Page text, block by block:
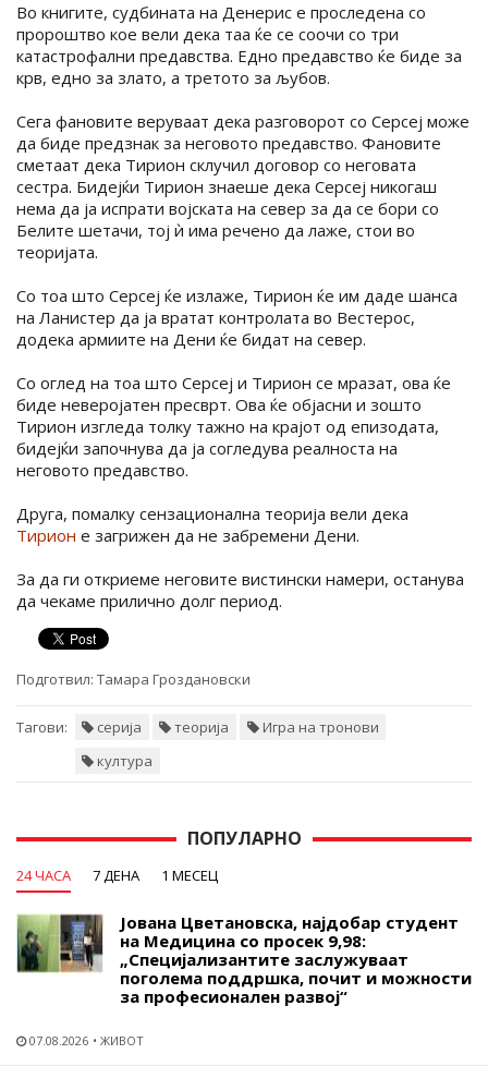
Во книгите, судбината на Денерис е проследена со
пророштво кое вели дека таа ќе се соочи со три
катастрофални предавства. Едно предавство ќе биде за
крв, едно за злато, а третото за љубов.
Сега фановите веруваат дека разговорот со Серсеј може
да биде предзнак за неговото предавство. Фановите
сметаат дека Тирион склучил договор со неговата
сестра. Бидејќи Тирион знаеше дека Серсеј никогаш
нема да ја испрати војската на север за да се бори со
Белите шетачи, тој ѝ има речено да лаже, стои во
теоријата.
Со тоа што Серсеј ќе излаже, Тирион ќе им даде шанса
на Ланистер да ја вратат контролата во Вестерос,
додека армиите на Дени ќе бидат на север.
Со оглед на тоа што Серсеј и Тирион се мразат, ова ќе
биде неверојатен пресврт. Ова ќе објасни и зошто
Тирион изгледа толку тажно на крајот од епизодата,
бидејќи започнува да ја согледува реалноста на
неговото предавство.
Друга, помалку сензационална теорија вели дека
Тирион е загрижен да не забремени Дени.
За да ги откриеме неговите вистински намери, останува
да чекаме прилично долг период.
Подготвил: Тамара Гроздановски
Тагови: серија теорија
Игра на тронови
култура
ПОПУЛАРНО
24 ЧАСА 7 ДЕНА 1 МЕСЕЦ
Јована Цветановска, најдобар студент
на Медицина со просек 9,98:
„Специјализантите заслужуваат
поголема поддршка, почит и можности
за професионален развој“
07.08.2026 ЖИВОТ